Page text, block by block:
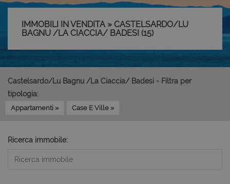
IMMOBILI IN VENDITA » CASTELSARDO/LU
BAGNU /LA CIACCIA/ BADESI (15)
Castelsardo/Lu Bagnu /La Ciaccia/ Badesi - Filtra per
tipologia:
Appartamenti » Case E Ville »
Ricerca immobile: